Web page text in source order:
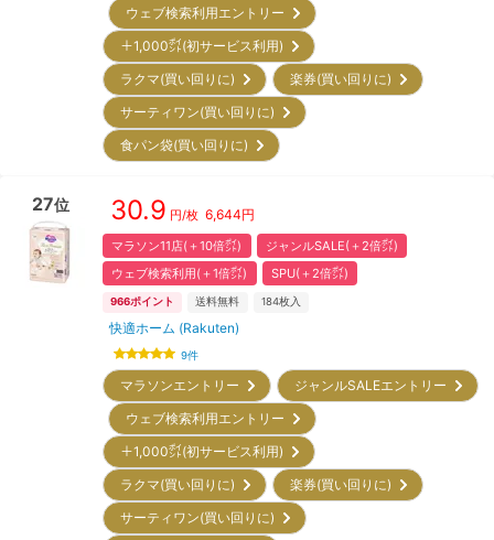
ウェブ検索利用エントリー
＋1,000㌽(初サービス利用)
ラクマ(買い回りに)
楽券(買い回りに)
サーティワン(買い回りに)
食パン袋(買い回りに)
27位 30.9 円/枚 6,644円
マラソン11店(＋10倍㌽)
ジャンルSALE(＋2倍㌽)
ウェブ検索利用(＋1倍㌽)
SPU(＋2倍㌽)
966ポイント 送料無料 184枚入
快適ホーム (Rakuten)
9件
マラソンエントリー
ジャンルSALEエントリー
ウェブ検索利用エントリー
＋1,000㌽(初サービス利用)
ラクマ(買い回りに)
楽券(買い回りに)
サーティワン(買い回りに)